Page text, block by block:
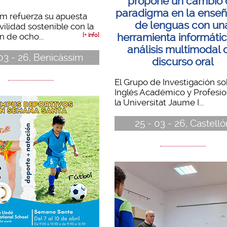
refuerza su apuesta
sostenible con la
de ocho...
[+ info]
- 26, Benicàssim
paradigma en la
de lenguas con
herramienta
análisis multimodal
discurso oral
El Grupo de Investigación
Inglés Académico y
la Universitat Jaume I...
25 - 03 - 26,